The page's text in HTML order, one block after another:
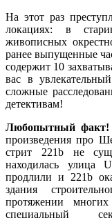
На этот раз
локациях: в
живописных
ранее выпущенные
содержит 10
вас в
сложные
детективам!
Любопытный факт!
произведения про
стрит 221b не
находилась улица
продлили и 221b
здания
протяжении
специальный